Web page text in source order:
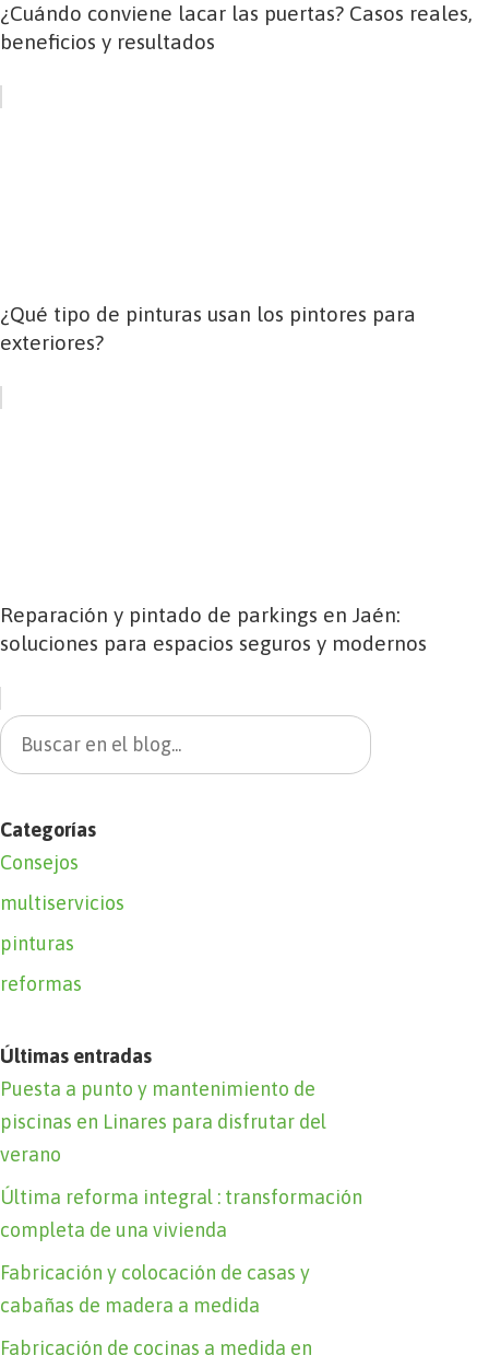
¿Cuándo conviene lacar las puertas? Casos reales,
beneficios y resultados
¿Qué tipo de pinturas usan los pintores para
exteriores?
Reparación y pintado de parkings en Jaén:
soluciones para espacios seguros y modernos
Categorías
Consejos
multiservicios
pinturas
reformas
Últimas entradas
Puesta a punto y mantenimiento de
piscinas en Linares para disfrutar del
verano
Última reforma integral : transformación
completa de una vivienda
Fabricación y colocación de casas y
cabañas de madera a medida
Fabricación de cocinas a medida en